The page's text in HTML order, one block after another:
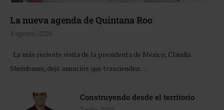
La nueva agenda de Quintana Roo
4 agosto, 2026
La más reciente visita de la presidenta de México, Claudia
Sheinbaum, dejó anuncios que trascienden …
Construyendo desde el territorio